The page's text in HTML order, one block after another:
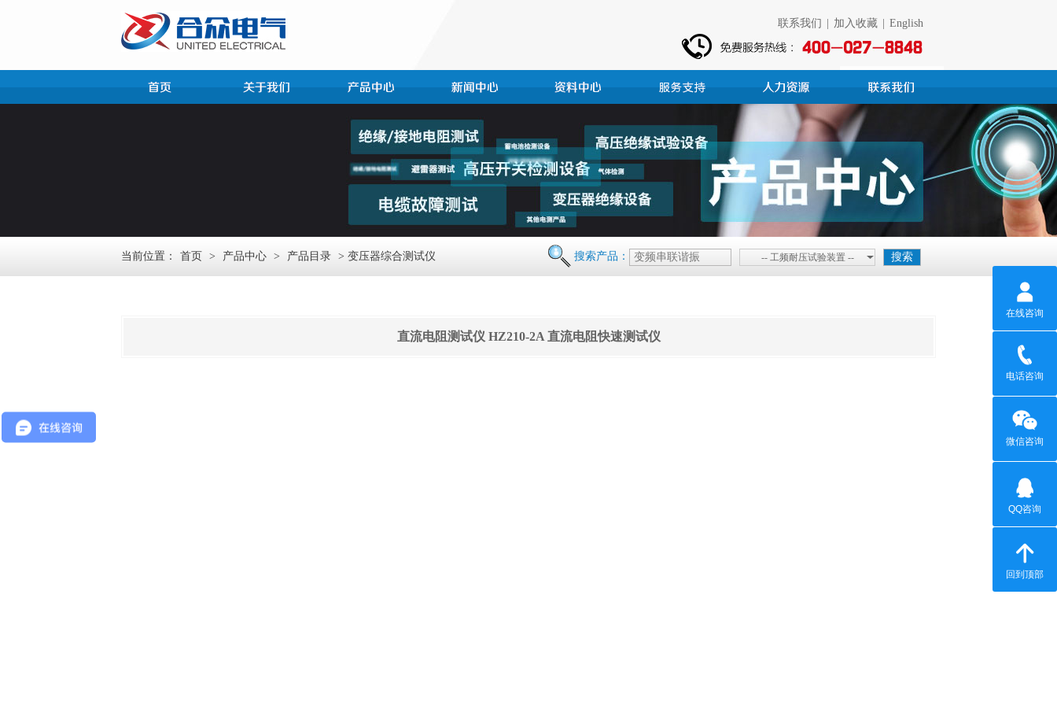
联系我们 加入收藏 English
当前位置： 首页 > 产品中心 > 产品目录 > 变压器综合测试仪 搜索产品： -- 工频耐压试验装置 --
直流电阻测试仪 HZ210-2A 直流电阻快速测试仪
在线咨询
电话咨询
微信咨询
QQ咨询
回到顶部